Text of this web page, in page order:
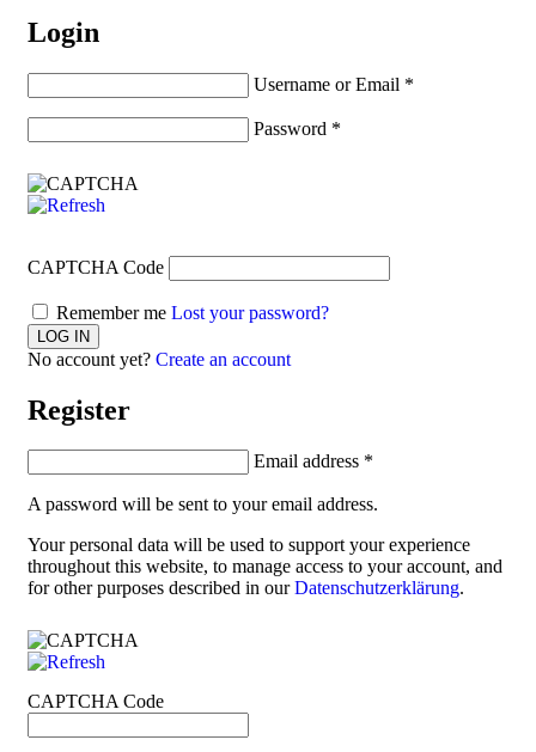
Login
Username or Email *
Password *
CAPTCHA Code
Remember me Lost your password?
No account yet? Create an account
Register
Email address *
A password will be sent to your email address.
Your personal data will be used to support your experience
throughout this website, to manage access to your account, and
for other purposes described in ourDatenschutzerklärung.
CAPTCHA Code